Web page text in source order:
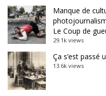
Manque de
Le Coup de
29.1k views
Ça s’est passé
13.6k views